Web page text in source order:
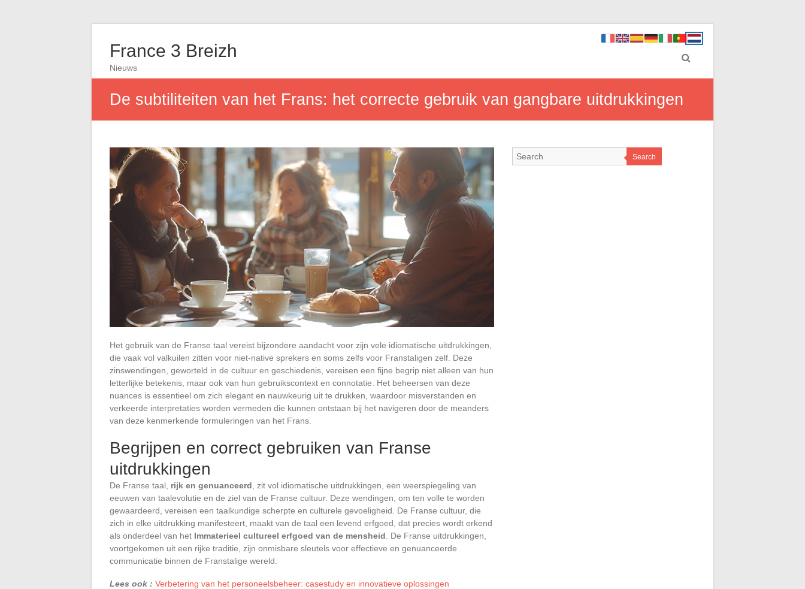
France 3 Breizh
Nieuws
De subtiliteiten van het Frans: het correcte gebruik van gangbare uitdrukkingen
Het gebruik van de Franse taal vereist bijzondere aandacht voor zijn vele idiomatische uitdrukkingen,
die vaak vol valkuilen zitten voor niet-native sprekers en soms zelfs voor Franstaligen zelf. Deze
zinswendingen, geworteld in de cultuur en geschiedenis, vereisen een fijne begrip niet alleen van hun
letterlijke betekenis, maar ook van hun gebruikscontext en connotatie. Het beheersen van deze
nuances is essentieel om zich elegant en nauwkeurig uit te drukken, waardoor misverstanden en
verkeerde interpretaties worden vermeden die kunnen ontstaan bij het navigeren door de meanders
van deze kenmerkende formuleringen van het Frans.
Begrijpen en correct gebruiken van Franse
uitdrukkingen
De Franse taal, rijk en genuanceerd , zit vol idiomatische uitdrukkingen, een weerspiegeling van
eeuwen van taalevolutie en de ziel van de Franse cultuur. Deze wendingen, om ten volle te worden
gewaardeerd, vereisen een taalkundige scherpte en culturele gevoeligheid. De Franse cultuur, die
zich in elke uitdrukking manifesteert, maakt van de taal een levend erfgoed, dat precies wordt erkend
als onderdeel van het Immaterieel cultureel erfgoed van de mensheid . De Franse uitdrukkingen,
voortgekomen uit een rijke traditie, zijn onmisbare sleutels voor effectieve en genuanceerde
communicatie binnen de Franstalige wereld.
Lees ook : Verbetering van het personeelsbeheer: casestudy en innovatieve oplossingen
Search